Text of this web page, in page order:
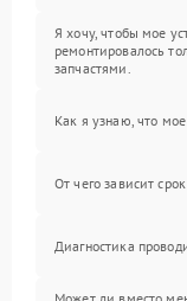
Я хочу, чтобы мое
ремонтировалось
запчастями.
Как я узнаю, что мое
От чего зависит
Диагностика